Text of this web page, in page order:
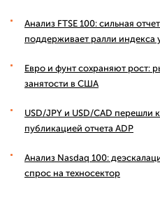
Анализ FTSE 100: сильная
поддерживает ралли индекса
Евро и фунт сохраняют рост:
занятости в США
USD/JPY и USD/CAD перешли
публикацией отчета ADP
Анализ Nasdaq 100:
спрос на техносектор